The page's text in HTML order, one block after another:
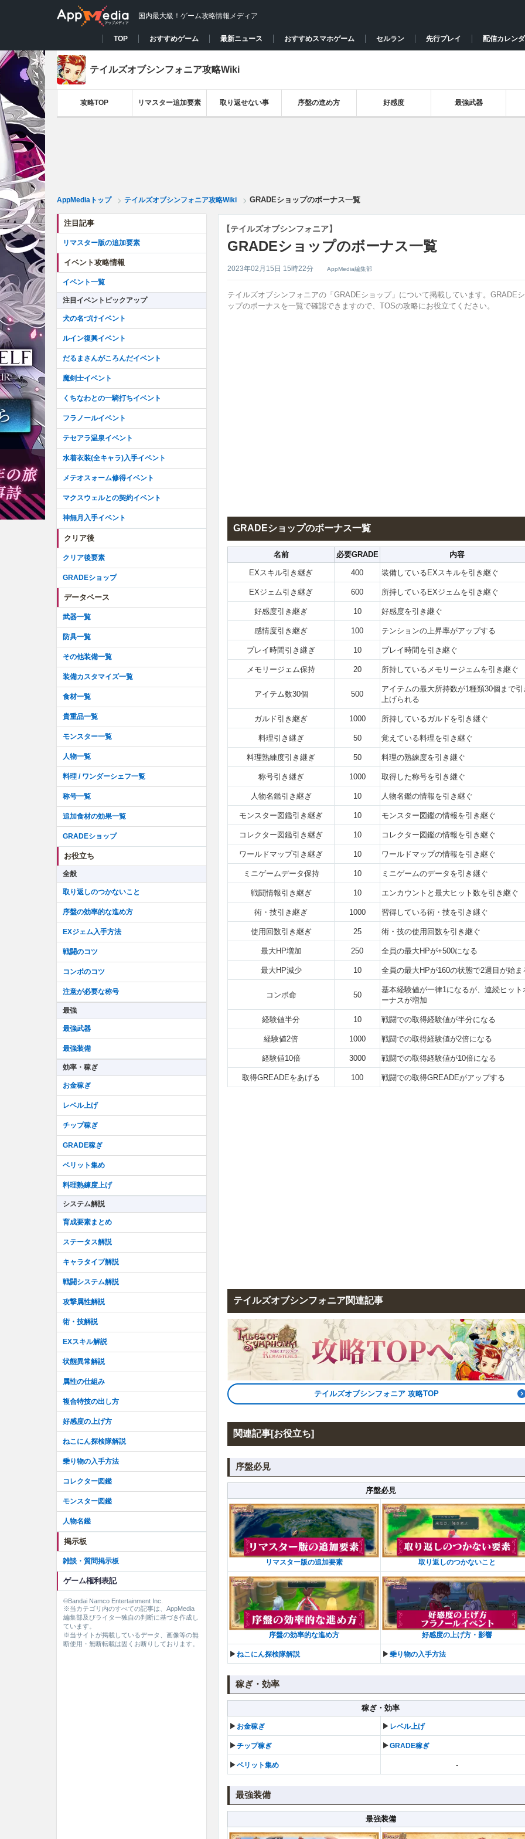
国内最大級！ゲーム攻略情報メディア
TOP おすすめゲーム 最新ニュース おすすめスマホゲーム セルラン 先行プレイ 配信カレン
テイルズオブシンフォニア攻略Wiki
攻略TOP リマスター追加要素 取り返せない事 序盤の進め方 好感度 最強武器
AppMediaトップ テイルズオブシンフォニア攻略Wiki GRADEショップのボーナス一覧
【テイルズオブシンフォニア】
GRADEショップのボーナス一覧
2023年02月15日 15時22分 AppMedia編集部
テイルズオブシンフォニアの「GRADEショップ」について掲載しています。GRADEシ
ップのボーナスを一覧で確認できますので、TOSの攻略にお役立てください。
GRADEショップのボーナス一覧
名前 必要GRADE 内容
EXスキル引き継ぎ 400 装備しているEXスキルを引き継ぐ
EXジェム引き継ぎ 600 所持しているEXジェムを引き継ぐ
好感度引き継ぎ 10 好感度を引き継ぐ
感情度引き継ぎ 100 テンションの上昇率がアップする
プレイ時間引き継ぎ 10 プレイ時間を引き継ぐ
メモリージェム保持 20 所持しているメモリージェムを引き継ぐ
アイテム数30個 500
アイテムの最大所持数が1種類30個まで引
上げられる
ガルド引き継ぎ 1000 所持しているガルドを引き継ぐ
料理引き継ぎ 50 覚えている料理を引き継ぐ
料理熟練度引き継ぎ 50 料理の熟練度を引き継ぐ
称号引き継ぎ 1000 取得した称号を引き継ぐ
人物名鑑引き継ぎ 10 人物名鑑の情報を引き継ぐ
モンスター図鑑引き継ぎ 10 モンスター図鑑の情報を引き継ぐ
コレクター図鑑引き継ぎ 10 コレクター図鑑の情報を引き継ぐ
ワールドマップ引き継ぎ 10 ワールドマップの情報を引き継ぐ
ミニゲームデータ保持 10 ミニゲームのデータを引き継ぐ
戦闘情報引き継ぎ 10 エンカウントと最大ヒット数を引き継ぐ
術・技引き継ぎ 1000 習得している術・技を引き継ぐ
使用回数引き継ぎ 25 術・技の使用回数を引き継ぐ
最大HP増加 250 全員の最大HPが+500になる
最大HP減少 10 全員の最大HPが160の状態で2週目が始ま
コンボ命 50
基本経験値が一律1になるが、連続ヒット
ーナスが増加
経験値半分 10 戦闘での取得経験値が半分になる
経験値2倍 1000 戦闘での取得経験値が2倍になる
経験値10倍 3000 戦闘での取得経験値が10倍になる
取得GREADEをあげる 100 戦闘での取得GREADEがアップする
テイルズオブシンフォニア関連記事
テイルズオブシンフォニア 攻略TOP
関連記事[お役立ち]
序盤必見
序盤必見
リマスター版の追加要素 取り返しのつかないこと
序盤の効率的な進め方 好感度の上げ方・影響
▶︎ねこにん探検隊解説 ▶︎乗り物の入手方法
稼ぎ・効率
稼ぎ・効率
▶︎ お金稼ぎ ▶︎ レベル上げ
▶︎チップ稼ぎ ▶︎GRADE稼ぎ
▶︎ベリット集め -
最強装備
最強装備
注目記事
リマスター版の追加要素
イベント攻略情報
イベント一覧
注目イベントピックアップ
犬の名づけイベント
ルイン復興イベント
だるまさんがころんだイベント
魔剣士イベント
くちなわとの一騎打ちイベント
フラノールイベント
テセアラ温泉イベント
水着衣装(全キャラ)入手イベント
メテオスォーム修得イベント
マクスウェルとの契約イベント
神無月入手イベント
クリア後
クリア後要素
GRADEショップ
データベース
武器一覧
防具一覧
その他装備一覧
装備カスタマイズ一覧
食材一覧
貴重品一覧
モンスター一覧
人物一覧
料理 / ワンダーシェフ一覧
称号一覧
追加食材の効果一覧
GRADEショップ
お役立ち
全般
取り返しのつかないこと
序盤の効率的な進め方
EXジェム入手方法
戦闘のコツ
コンボのコツ
注意が必要な称号
最強
最強武器
最強装備
効率・稼ぎ
お金稼ぎ
レベル上げ
チップ稼ぎ
GRADE稼ぎ
ベリット集め
料理熟練度上げ
システム解説
育成要素まとめ
ステータス解説
キャラタイプ解説
戦闘システム解説
攻撃属性解説
術・技解説
EXスキル解説
状態異常解説
属性の仕組み
複合特技の出し方
好感度の上げ方
ねこにん探検隊解説
乗り物の入手方法
コレクター図鑑
モンスター図鑑
人物名鑑
掲示板
雑談・質問掲示板
ゲーム権利表記
©Bandai Namco Entertainment Inc.
※当カテゴリ内のすべての記事は、AppMedia
編集部及びライター独自の判断に基づき作成し
ています。
※当サイトが掲載しているデータ、画像等の無
断使用・無断転載は固くお断りしております。